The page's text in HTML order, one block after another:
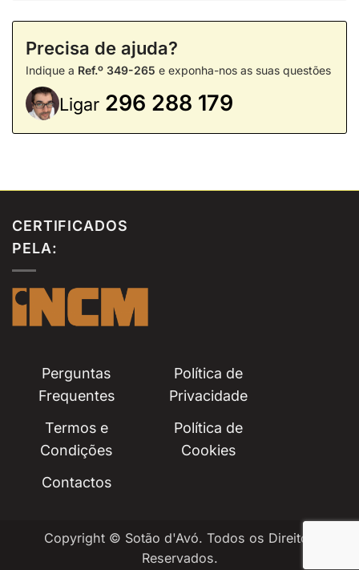
Precisa de ajuda?
Indique a Ref.º 349-265 e exponha-nos as suas questões
Ligar 296 288 179
CERTIFICADOS
PELA:
Perguntas
Frequentes
Política de
Privacidade
Termos e
Condições
Política de
Cookies
Contactos
Copyright © Sotão d'Avó. Todos os Direitos
Reservados.